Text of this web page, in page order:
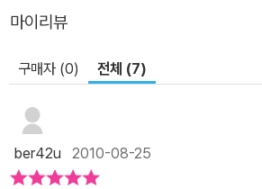
잡게 하는 힘을 준다. 우연처럼 다가온 기적 같은 인생과의 만남 인생
을 주고받으며 하나의 삶을 완성시킨다. 내
한 인연이 삶을 성숙하게 한다. 그중에서도
바꾸고 삶의 방향을 바꾸어 놓는 만남이 있다
제는 인제대학교 사회체육학과 교수로 재직
마이리뷰
구매자 (0) 전체 (7)
ber42u 2010-08-25